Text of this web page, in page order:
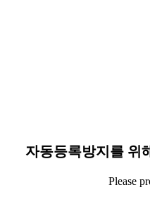
자동등록방지를 위
Please